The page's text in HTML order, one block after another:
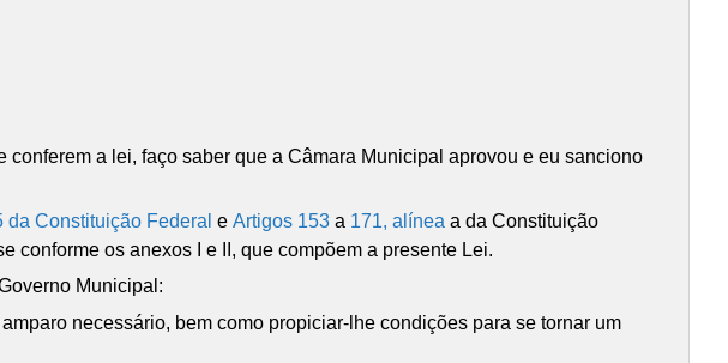
a lei, faço saber que a Câmara Municipal aprovou e eu sanciono
da Constituição Federal eArtigos 153 a 171, alínea a da Constituição
conforme os anexos I e II, que compõem a presente Lei.
Municipal:
necessário, bem como propiciar-lhe condições para se tornar um